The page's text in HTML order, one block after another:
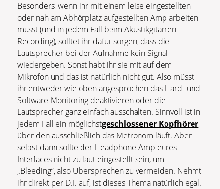
Besonders, wenn ihr mit einem leise eingestellten
oder nah am Abhörplatz aufgestellten Amp arbeiten
müsst (und in jedem Fall beim Akustikgitarren-
Recording), solltet ihr dafür sorgen, dass die
Lautsprecher bei der Aufnahme kein Signal
wiedergeben. Sonst habt ihr sie mit auf dem
Mikrofon und das ist natürlich nicht gut. Also müsst
ihr entweder wie oben angesprochen das Hard- und
Software-Monitoring deaktivieren oder die
Lautsprecher ganz einfach ausschalten. Sinnvoll ist in
jedem Fall ein möglichstgeschlossener Kopfhörer,
über den ausschließlich das Metronom läuft. Aber
selbst dann sollte der Headphone-Amp eures
Interfaces nicht zu laut eingestellt sein, um
„Bleeding“, also Übersprechen zu vermeiden. Nehmt
ihr direkt per D.I. auf, ist dieses Thema natürlich egal.